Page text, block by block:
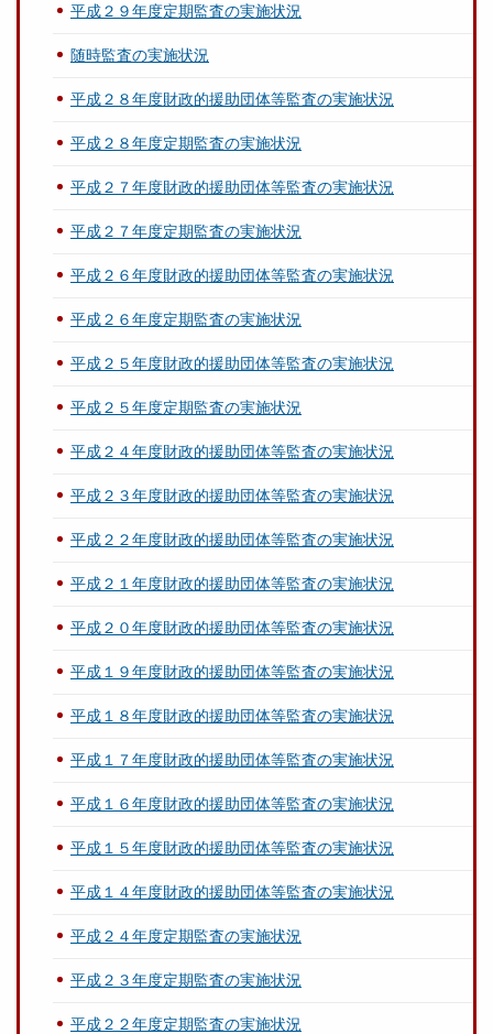
平成２９年度定期監査の実施状況
随時監査の実施状況
平成２８年度財政的援助団体等監査の実施状況
平成２８年度定期監査の実施状況
平成２７年度財政的援助団体等監査の実施状況
平成２７年度定期監査の実施状況
平成２６年度財政的援助団体等監査の実施状況
平成２６年度定期監査の実施状況
平成２５年度財政的援助団体等監査の実施状況
平成２５年度定期監査の実施状況
平成２４年度財政的援助団体等監査の実施状況
平成２３年度財政的援助団体等監査の実施状況
平成２２年度財政的援助団体等監査の実施状況
平成２１年度財政的援助団体等監査の実施状況
平成２０年度財政的援助団体等監査の実施状況
平成１９年度財政的援助団体等監査の実施状況
平成１８年度財政的援助団体等監査の実施状況
平成１７年度財政的援助団体等監査の実施状況
平成１６年度財政的援助団体等監査の実施状況
平成１５年度財政的援助団体等監査の実施状況
平成１４年度財政的援助団体等監査の実施状況
平成２４年度定期監査の実施状況
平成２３年度定期監査の実施状況
平成２２年度定期監査の実施状況